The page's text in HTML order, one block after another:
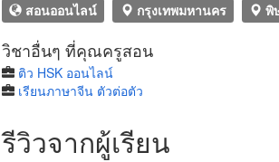
สอนออนไลน์ กรุงเทพมหานคร พิ
วิชาอื่นๆ ที่คุณครูสอน
ติว HSK ออนไลน์
เรียนภาษาจีน ตัวต่อตัว
รีวิวจากผู้เรียน